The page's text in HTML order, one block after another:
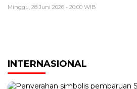
Minggu, 28 Juni 2026 - 20:00 WIB
INTERNASIONAL